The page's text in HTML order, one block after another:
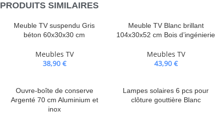
PRODUITS SIMILAIRES
Meuble TV suspendu Gris
béton 60x30x30 cm
Meubles TV
38,90 €
Meuble TV Blanc brillant
104x30x52 cm Bois d’ingénierie
Meubles TV
43,90 €
Ouvre-boîte de conserve
Argenté 70 cm Aluminium et
inox
Lampes solaires 6 pcs pour
clôture gouttière Blanc